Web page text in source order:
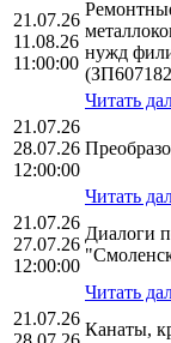
21.07.26
11.08.26
11:00:00
нужд
Читать
21.07.26
28.07.26
12:00:00
Читать
21.07.26
27.07.26
12:00:00
Диалоги
Читать
21.07.26
Канаты,